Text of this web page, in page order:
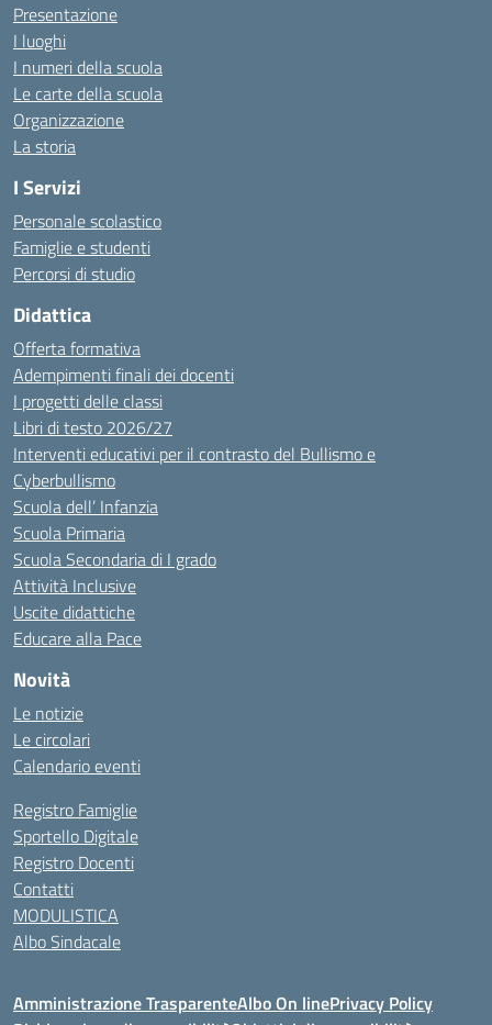
Presentazione
I luoghi
I numeri della scuola
Le carte della scuola
Organizzazione
La storia
I Servizi
Personale scolastico
Famiglie e studenti
Percorsi di studio
Didattica
Offerta formativa
Adempimenti finali dei docenti
I progetti delle classi
Libri di testo 2026/27
Interventi educativi per il contrasto del Bullismo e
Cyberbullismo
Scuola dell’ Infanzia
Scuola Primaria
Scuola Secondaria di I grado
Attività Inclusive
Uscite didattiche
Educare alla Pace
Novità
Le notizie
Le circolari
Calendario eventi
Registro Famiglie
Sportello Digitale
Registro Docenti
Contatti
MODULISTICA
Albo Sindacale
Amministrazione TrasparenteAlbo On linePrivacy Policy